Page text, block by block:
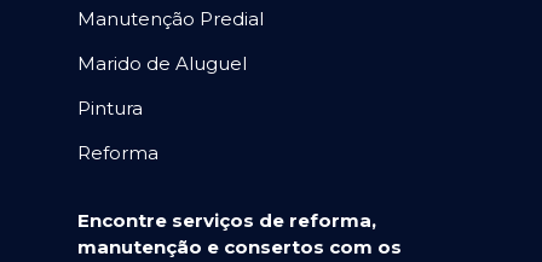
Manutenção Predial
Marido de Aluguel
Pintura
Reforma
Encontre serviços de reforma,
manutenção e consertos com os